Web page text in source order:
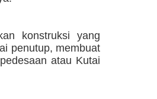
konstruksi yang
penutup, membuat
atau Kutai